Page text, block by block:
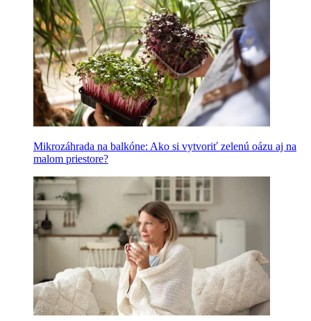
Mikrozáhrada na balkóne: Ako si vytvoriť zelenú oázu aj na
malom priestore?